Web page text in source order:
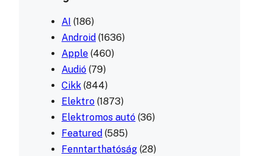
AI (186)
Android (1636)
Apple (460)
Audió (79)
Cikk (844)
Elektro (1873)
Elektromos autó (36)
Featured (585)
Fenntarthatóság (28)